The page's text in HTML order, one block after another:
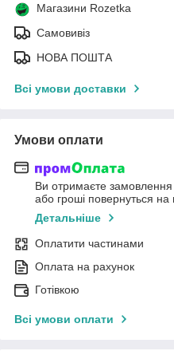
Магазини Rozetka
Самовивіз
НОВА ПОШТА
Всі умови доставки
Умови оплати
Ви отримаєте замовлення
або гроші повернуться на
Детальніше
Оплатити частинами
Оплата на рахунок
Готівкою
Всі умови оплати